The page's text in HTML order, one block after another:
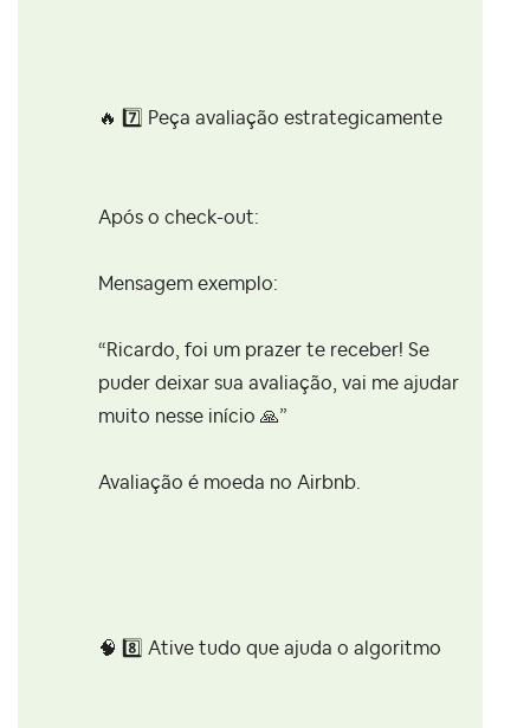
🔥 7️⃣ Peça avaliação estrategicamente
Após o check-out:
Mensagem exemplo:
“Ricardo, foi um prazer te receber! Se
puder deixar sua avaliação, vai me ajudar
muito nesse início 🙏”
Avaliação é moeda no Airbnb.
🧠 8️⃣ Ative tudo que ajuda o algoritmo